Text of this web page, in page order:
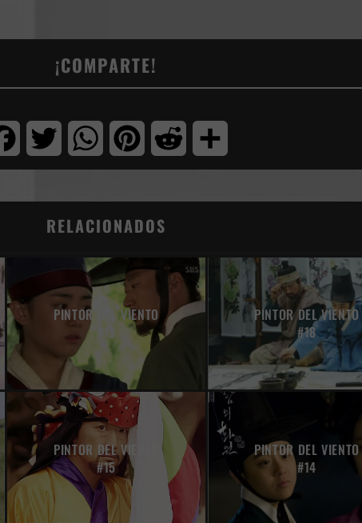
¡COMPARTE!
FacebookTwitter WhatsAppPinterest Reddit
RELACIONADOS
PINTOR DEL VIENTO
#19
PINTOR DEL VIENTO
#18
PINTOR DEL VIENTO
#15
PINTOR DEL VIENTO
#14